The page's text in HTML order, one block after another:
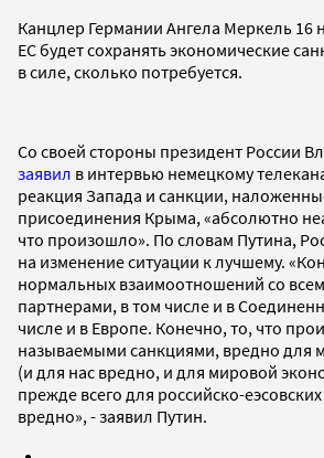
Канцлер Германии Ангела Меркель 16
ЕС будет сохранять экономические
в силе, сколько потребуется.
Со своей стороны президент России
заявил в интервью немецкому
реакция Запада и санкции,
присоединения Крыма, «абсолютно
что произошло». По словам Путина,
на изменение ситуации к лучшему.
нормальных взаимоотношений со
партнерами, в том числе и в
числе и в Европе. Конечно, то, что
называемыми санкциями, вредно для
(и для нас вредно, и для мировой
прежде всего для российско-
вредно», - заявил Путин.